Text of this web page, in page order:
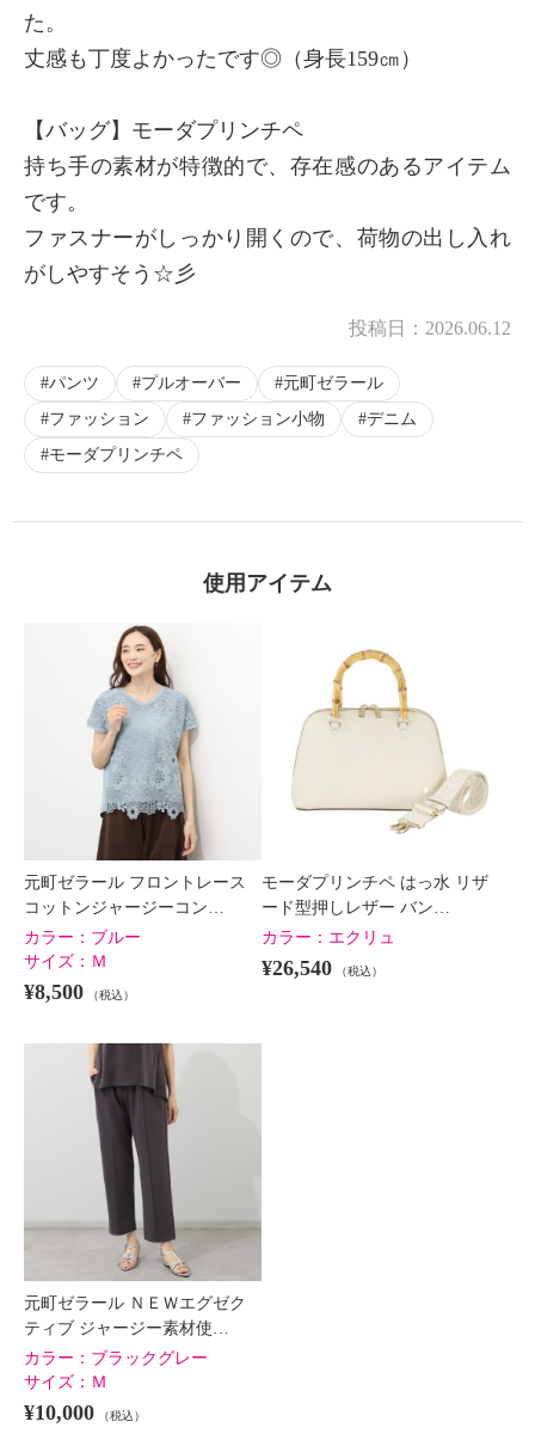
た。
丈感も丁度よかったです◎（身長159㎝）
【バッグ】モーダプリンチペ
持ち手の素材が特徴的で、存在感のあるアイテム
です。
ファスナーがしっかり開くので、荷物の出し入れ
がしやすそう☆彡
投稿日： 2026.06.12
パンツ プルオーバー
元町ゼラール
ファッション
ファッション小物
デニム
モーダプリンチペ
使用アイテム
元町ゼラール フロントレース
コットンジャージーコン…
カラー： ブルー
サイズ： Ｍ
¥8,500 （税込）
モーダプリンチペ はっ水 リザ
ード型押しレザー バン…
カラー： エクリュ
¥26,540 （税込）
元町ゼラール ＮＥＷエグゼク
ティブ ジャージー素材使…
カラー： ブラックグレー
サイズ： Ｍ
¥10,000 （税込）